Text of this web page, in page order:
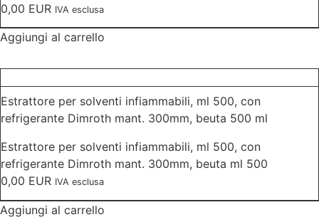
0,00 EUR IVA esclusa
Aggiungi al carrello
Estrattore per solventi infiammabili, ml 500, con
refrigerante Dimroth mant. 300mm, beuta 500 ml
Estrattore per solventi infiammabili, ml 500, con
refrigerante Dimroth mant. 300mm, beuta ml 500
0,00 EUR IVA esclusa
Aggiungi al carrello